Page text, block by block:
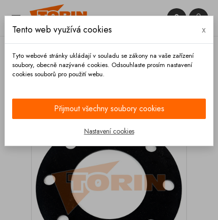
 

Tento web využívá cookies x
Tyto webové stránky ukládají v souladu se zákony na vaše zařízení
soubory, obecně nazývané cookies. Odsouhlaste prosím nastavení
cookies souborů pro použití webu.
Přijmout všechny soubory cookies
Nastavení cookies